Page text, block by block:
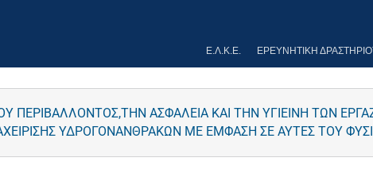
Ε.Λ.Κ.Ε. ΕΡΕΥΝΗΤΙΚΉ
ΠΕΡΙΒΑΛΛΟΝΤΟΣ,ΤΗΝ ΑΣΦΑΛΕΙΑ ΚΑΙ ΤΗΝ ΥΓΙΕΙΝΗ ΤΩΝ
ΥΔΡΟΓΟΝΑΝΘΡΑΚΩΝ ΜΕ ΕΜΦΑΣΗ ΣΕ ΑΥΤΕΣ ΤΟΥ